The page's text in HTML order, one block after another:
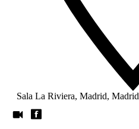
Sala La Riviera, Madrid, Madrid